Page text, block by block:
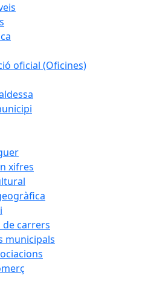
oficial (Oficines)
xifres
de carrers
municipals